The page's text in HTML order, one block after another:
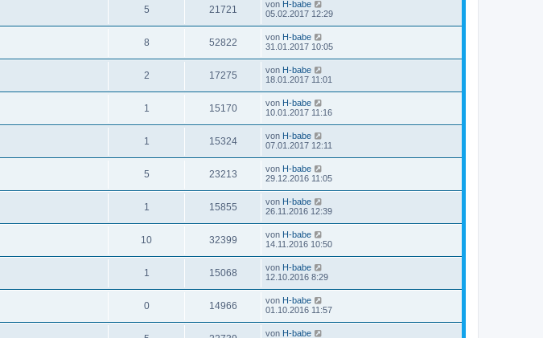
5 21721 von H-babe
05.02.2017 12:29
8 52822 von H-babe
31.01.2017 10:05
2 17275 von H-babe
18.01.2017 11:01
1 15170 von H-babe
10.01.2017 11:16
1 15324 von H-babe
07.01.2017 12:11
5 23213 von H-babe
29.12.2016 11:05
1 15855 von H-babe
26.11.2016 12:39
10 32399 von H-babe
14.11.2016 10:50
1 15068 von H-babe
12.10.2016 8:29
0 14966 von H-babe
01.10.2016 11:57
von H-babe